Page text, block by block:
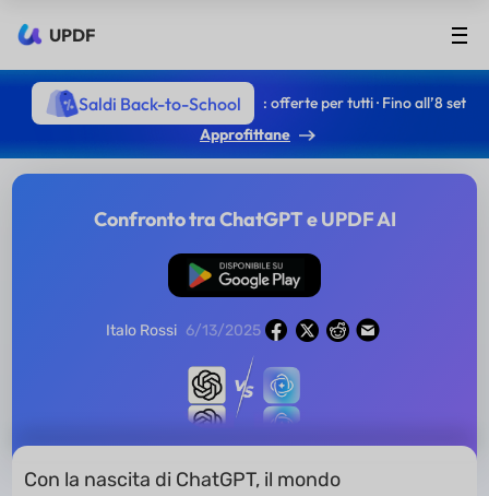
UPDF
Saldi Back-to-School
: offerte per tutti · Fino all’8 set
Approfittane
Confronto tra ChatGPT e UPDF AI
Download Gratis
Italo Rossi 6/13/2025
Con la nascita di ChatGPT, il mondo